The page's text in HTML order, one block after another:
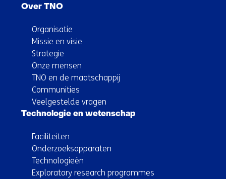
Over TNO
Organisatie
Missie en visie
Strategie
Onze mensen
TNO en de maatschappij
Communities
Veelgestelde vragen
Technologie en wetenschap
Faciliteiten
Onderzoeksapparaten
Technologieën
Exploratory research programmes